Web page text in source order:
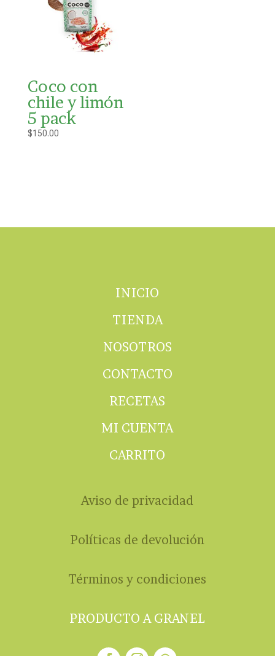
Coco con
chile y limón
5 pack
$150.00
INICIO
TIENDA
NOSOTROS
CONTACTO
RECETAS
MI CUENTA
CARRITO
Aviso de privacidad
Políticas de devolución
Términos y condiciones
PRODUCTO A GRANEL